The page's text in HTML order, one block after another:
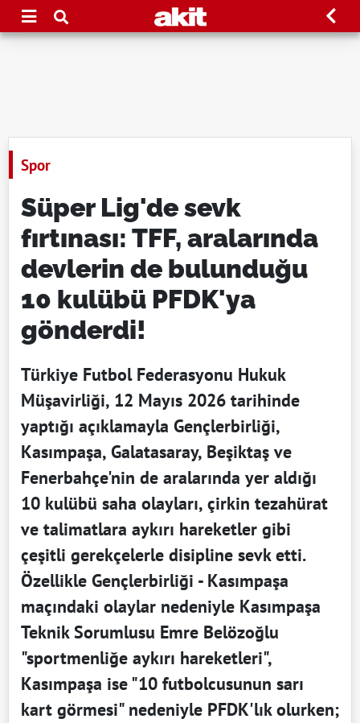
Spor
Süper Lig'de sevk
fırtınası: TFF, aralarında
devlerin de bulunduğu
10 kulübü PFDK'ya
gönderdi!
Türkiye Futbol Federasyonu Hukuk
Müşavirliği, 12 Mayıs 2026 tarihinde
yaptığı açıklamayla Gençlerbirliği,
Kasımpaşa, Galatasaray, Beşiktaş ve
Fenerbahçe'nin de aralarında yer aldığı
10 kulübü saha olayları, çirkin tezahürat
ve talimatlara aykırı hareketler gibi
çeşitli gerekçelerle disipline sevk etti.
Özellikle Gençlerbirliği - Kasımpaşa
maçındaki olaylar nedeniyle Kasımpaşa
Teknik Sorumlusu Emre Belözoğlu
"sportmenliğe aykırı hareketleri",
Kasımpaşa ise "10 futbolcusunun sarı
kart görmesi" nedeniyle PFDK'lık olurken;